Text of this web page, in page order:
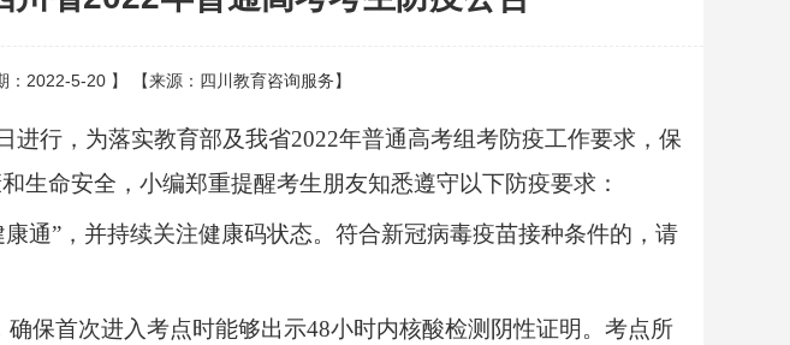
：2022-5-20 】 【来源：四川教育咨询服务】
进行，为落实教育部及我省2022年普通高考组考防疫工作要求，保
生命安全，小编郑重提醒考生朋友知悉遵守以下防疫要求：
通”，并持续关注健康码状态。符合新冠病毒疫苗接种条件的，请
保首次进入考点时能够出示48小时内核酸检测阴性证明。考点所